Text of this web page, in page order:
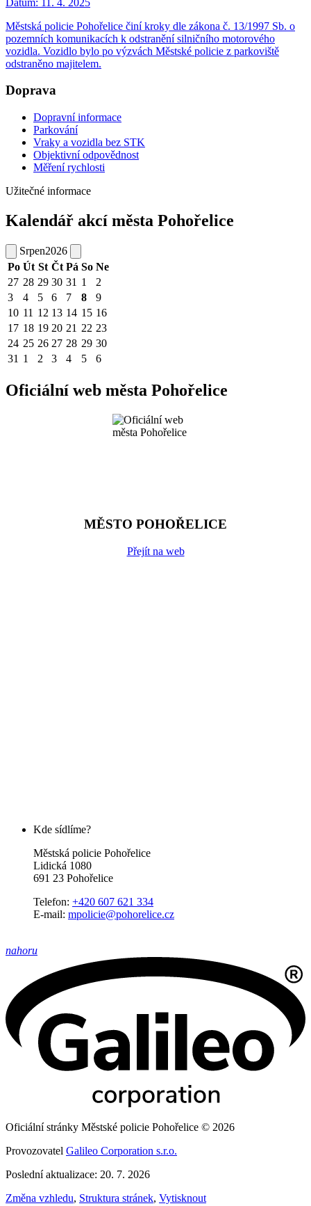
Městská policie Pohořelice činí kroky dle zákona č. 13/1997 Sb. o
pozemních komunikacích k odstranění silničního motorového
vozidla. Vozidlo bylo po výzvách Městské policie z parkoviště
odstraněno majitelem.
Doprava
Dopravní informace
Parkování
Vraky a vozidla bez STK
Objektivní odpovědnost
Měření rychlosti
Užitečné informace
Kalendář akcí města Pohořelice
Srpen2026
Po Út St Čt Pá So Ne
27 28 29 30 31 1
2
3
4 5 6 7 8
9
10 11 12 13 14 15 16
17 18 19 20 21 22 23
24 25 26 27 28 29 30
31 1 2 3 4 5 6
Oficiální web města Pohořelice
MĚSTO POHOŘELICE
Přejít na web
Kde sídlíme?
Městská policie Pohořelice
Lidická 1080
691 23 Pohořelice
Telefon: +420 607 621 334
E-mail: mpolicie@pohorelice.cz
nahoru
Oficiální stránky Městské policie Pohořelice © 2026
Provozovatel Galileo Corporation s.r.o.
Poslední aktualizace: 20. 7. 2026
Změna vzhledu, Struktura stránek, Vytisknout